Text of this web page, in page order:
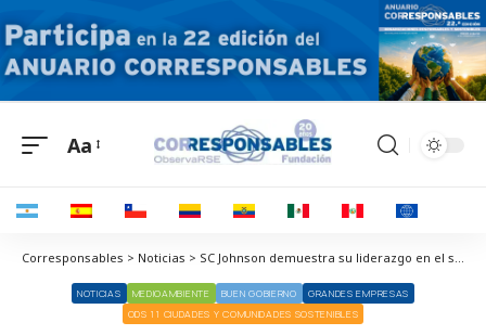
Aa
Corresponsables > Noticias > SC Johnson demuestra su liderazgo en el sector de empaques de plástico en el último Informe de Avances del Compromiso Global
NOTICIAS MEDIOAMBIENTE BUEN GOBIERNO
GRANDES EMPRESAS
ODS 11 CIUDADES Y COMUNIDADES SOSTENIBLES